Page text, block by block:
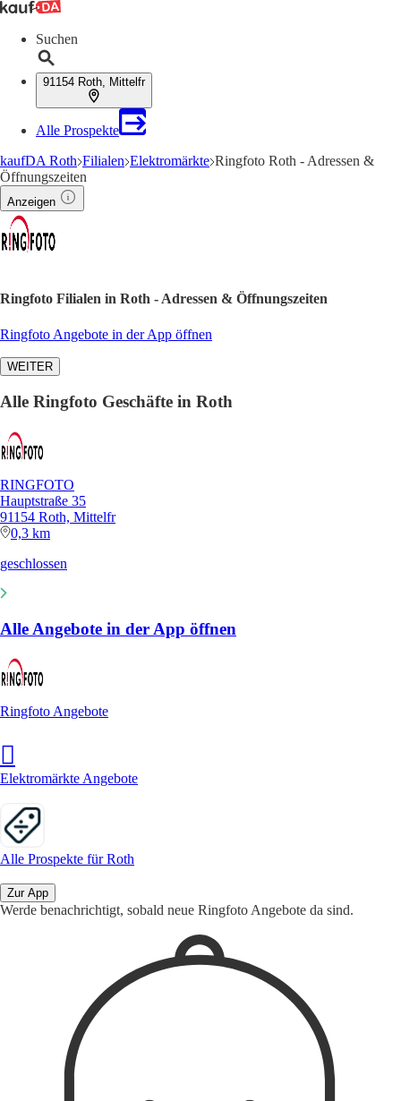
Suchen
91154 Roth, Mittelfr
Alle Prospekte
kaufDA Roth Filialen Elektromärkte Ringfoto Roth - Adressen &
Öffnungszeiten
Anzeigen
Ringfoto Filialen in Roth - Adressen & Öffnungszeiten
Ringfoto Angebote in der App öffnen
WEITER
Alle Ringfoto Geschäfte in Roth
RINGFOTO
Hauptstraße 35
91154 Roth, Mittelfr
0,3 km
geschlossen
Alle Angebote in der App öffnen
Ringfoto Angebote
Elektromärkte Angebote
Alle Prospekte für Roth
Zur App
Werde benachrichtigt, sobald neue Ringfoto Angebote da sind.